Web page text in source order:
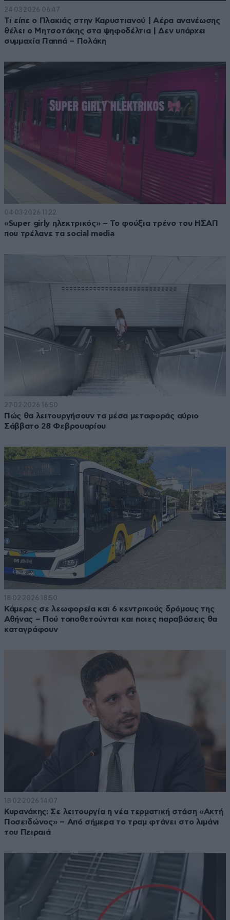
24·03·2026 06:47
Τι είπε ο Πλακιάς στην Καρυστιανού | Αέρα ανανέωσης
θέλει ο Μητσοτάκης στα ψηφοδέλτια | Δεν υπάρχει
συμμαχία Παππά – Πολάκη
04·03·2026 11:22
«Super girly ηλεκτρικός» – Το φούξια τρένο του ΗΣΑΠ
που τρέλανε τα social media
27·02·2026 16:50
Πώς θα λειτουργήσουν τα μέσα μεταφοράς αύριο
Σάββατο 28 Φεβρουαρίου
18·02·2026 18:50
Κάμερες σε λεωφορεία και 6 κεντρικούς δρόμους της
Αθήνας – Πού τοποθετούνται και ποιες παραβάσεις θα
καταγράφουν
18·02·2026 14:07
Κυρανάκης: Σε λειτουργία η νέα τερματική στάση «Ακτή
Ποσειδώνος» – Από σήμερα το τραμ φτάνει στο λιμάνι
του Πειραιά